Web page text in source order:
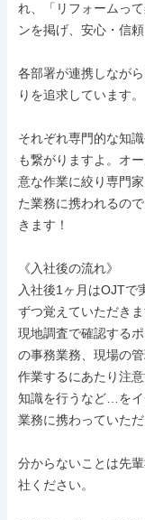
れ、「リフォームっ
ンを掲げ、安心・信
各部署が連携しなが
りを追求しています。
それぞれ専門的な知
も繋がりますよ。オ
意な作業に絞り専門
た業務に携われるの
きます！
《入社後の流れ》
入社後1ヶ月はOJTで
ずつ覚えていただきま
現地調査で確認する
の事務業務、現場の管
作業するにあたり注
知識を行うなど…を
業務に携わっていた
分からないことは先
社ください。